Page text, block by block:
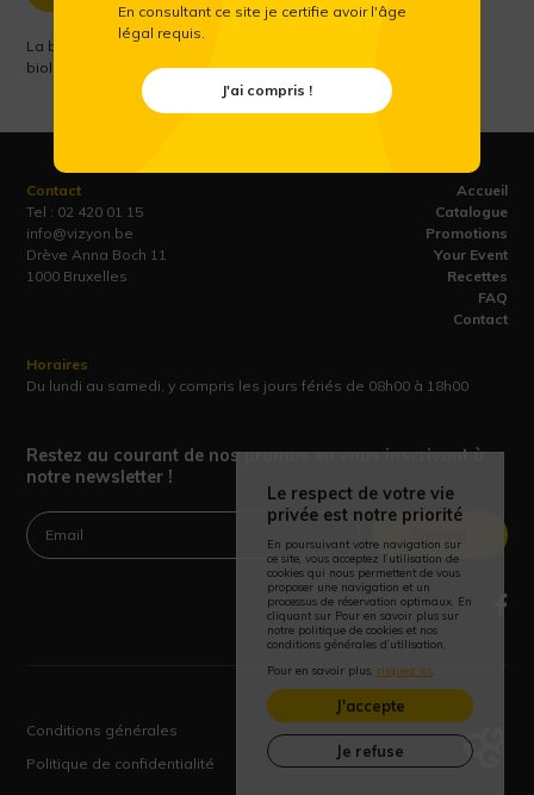
La boisson pour étancher votre soif. un jus de pomme pur 100 %
biologique de la meilleure qualité.
Accueil
Catalogue
Promotions
Your Event
Recettes
FAQ
Contact
Contact
Tel : 02 420 01 15
info@vizyon.be
Drève Anna Boch 11
1000 Bruxelles
Horaires
Du lundi au samedi, y compris les jours fériés de 08h00 à 18h00
Restez au courant de nos promos en vous inscrivant à
notre newsletter !
Conditions générales
Politique de confidentialité
Le respect de votre vie
privée est notre priorité
En poursuivant votre navigation sur
ce site, vous acceptez l’utilisation de
cookies qui nous permettent de vous
proposer une navigation et un
processus de réservation optimaux. En
cliquant sur Pour en savoir plus sur
notre politique de cookies et nos
conditions générales d’utilisation,
Pour en savoir plus, cliquez ici
J'accepte
Je refuse
En consultant ce site je certifie avoir l'âge
légal requis.
J'ai compris !